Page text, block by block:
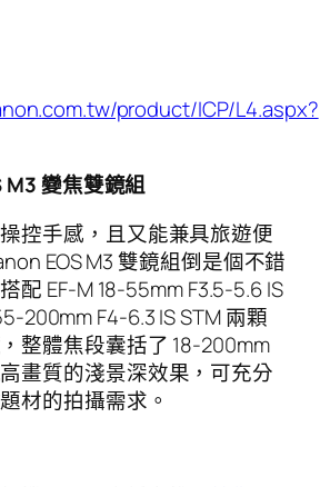
product/ICP/L4.aspx?
M3變焦雙鏡組
控手感，且又能兼具旅遊便
EOS M3 雙鏡組倒是個不錯
配 EF-M 18-55mm F3.5-5.6 IS
200mm F4-6.3 IS STM 兩顆
整體焦段囊括了 18-200mm
畫質的淺景深效果，可充分
材的拍攝需求。